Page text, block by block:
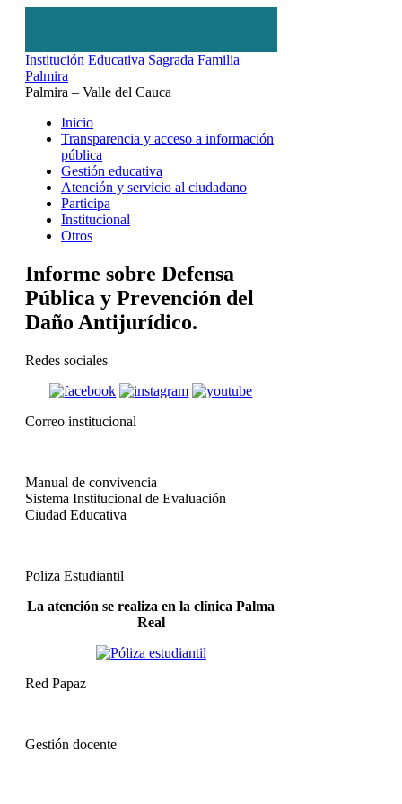
Institución Educativa Sagrada Familia
Palmira
Palmira – Valle del Cauca
Inicio
Transparencia y acceso a información
pública
Gestión educativa
Atención y servicio al ciudadano
Participa
Institucional
Otros
Informe sobre Defensa
Pública y Prevención del
Daño Antijurídico.
Redes sociales
Correo institucional
Manual de convivencia
Sistema Institucional de Evaluación
Ciudad Educativa
Poliza Estudiantil
La atención se realiza en la clínica Palma
Real
Red Papaz
Gestión docente